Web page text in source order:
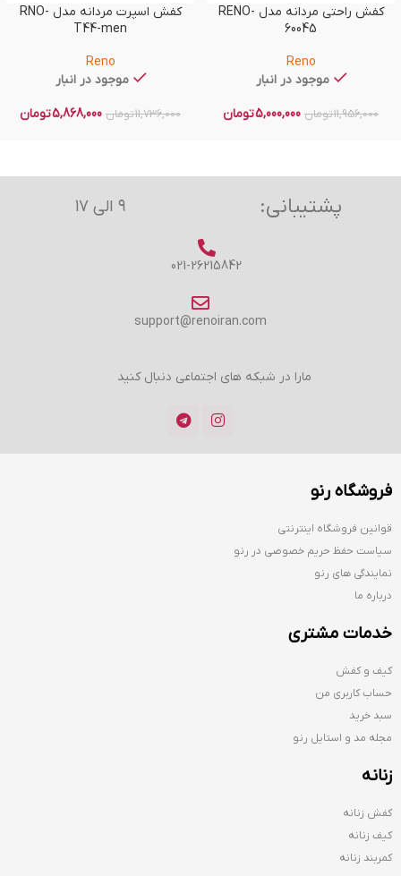
کفش راحتی مردانه مدل RENO-
60045
Reno
موجود در انبار
11,956,000تومان 5,000,000تومان
کفش اسپرت مردانه مدل RNO-
T44-men
Reno
موجود در انبار
11,736,000تومان 5,868,000تومان
پشتیبانی: ۹ الی ۱۷
021-26215842
support@renoiran.com
مارا در شبکه های اجتماعی دنبال کنید
فروشگاه رنو
قوانین فروشگاه اینترنتی
سیاست حفظ حریم خصوصی در رنو
نمایندگی های رنو
درباره ما
خدمات مشتری
کیف و کفش
حساب کاربری من
سبد خرید
مجله مد و استایل رنو
زنانه
کفش زنانه
کیف زنانه
کمربند زنانه